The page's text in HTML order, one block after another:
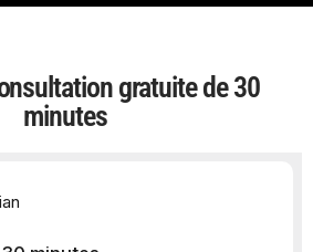
gratuite de 30
minutes